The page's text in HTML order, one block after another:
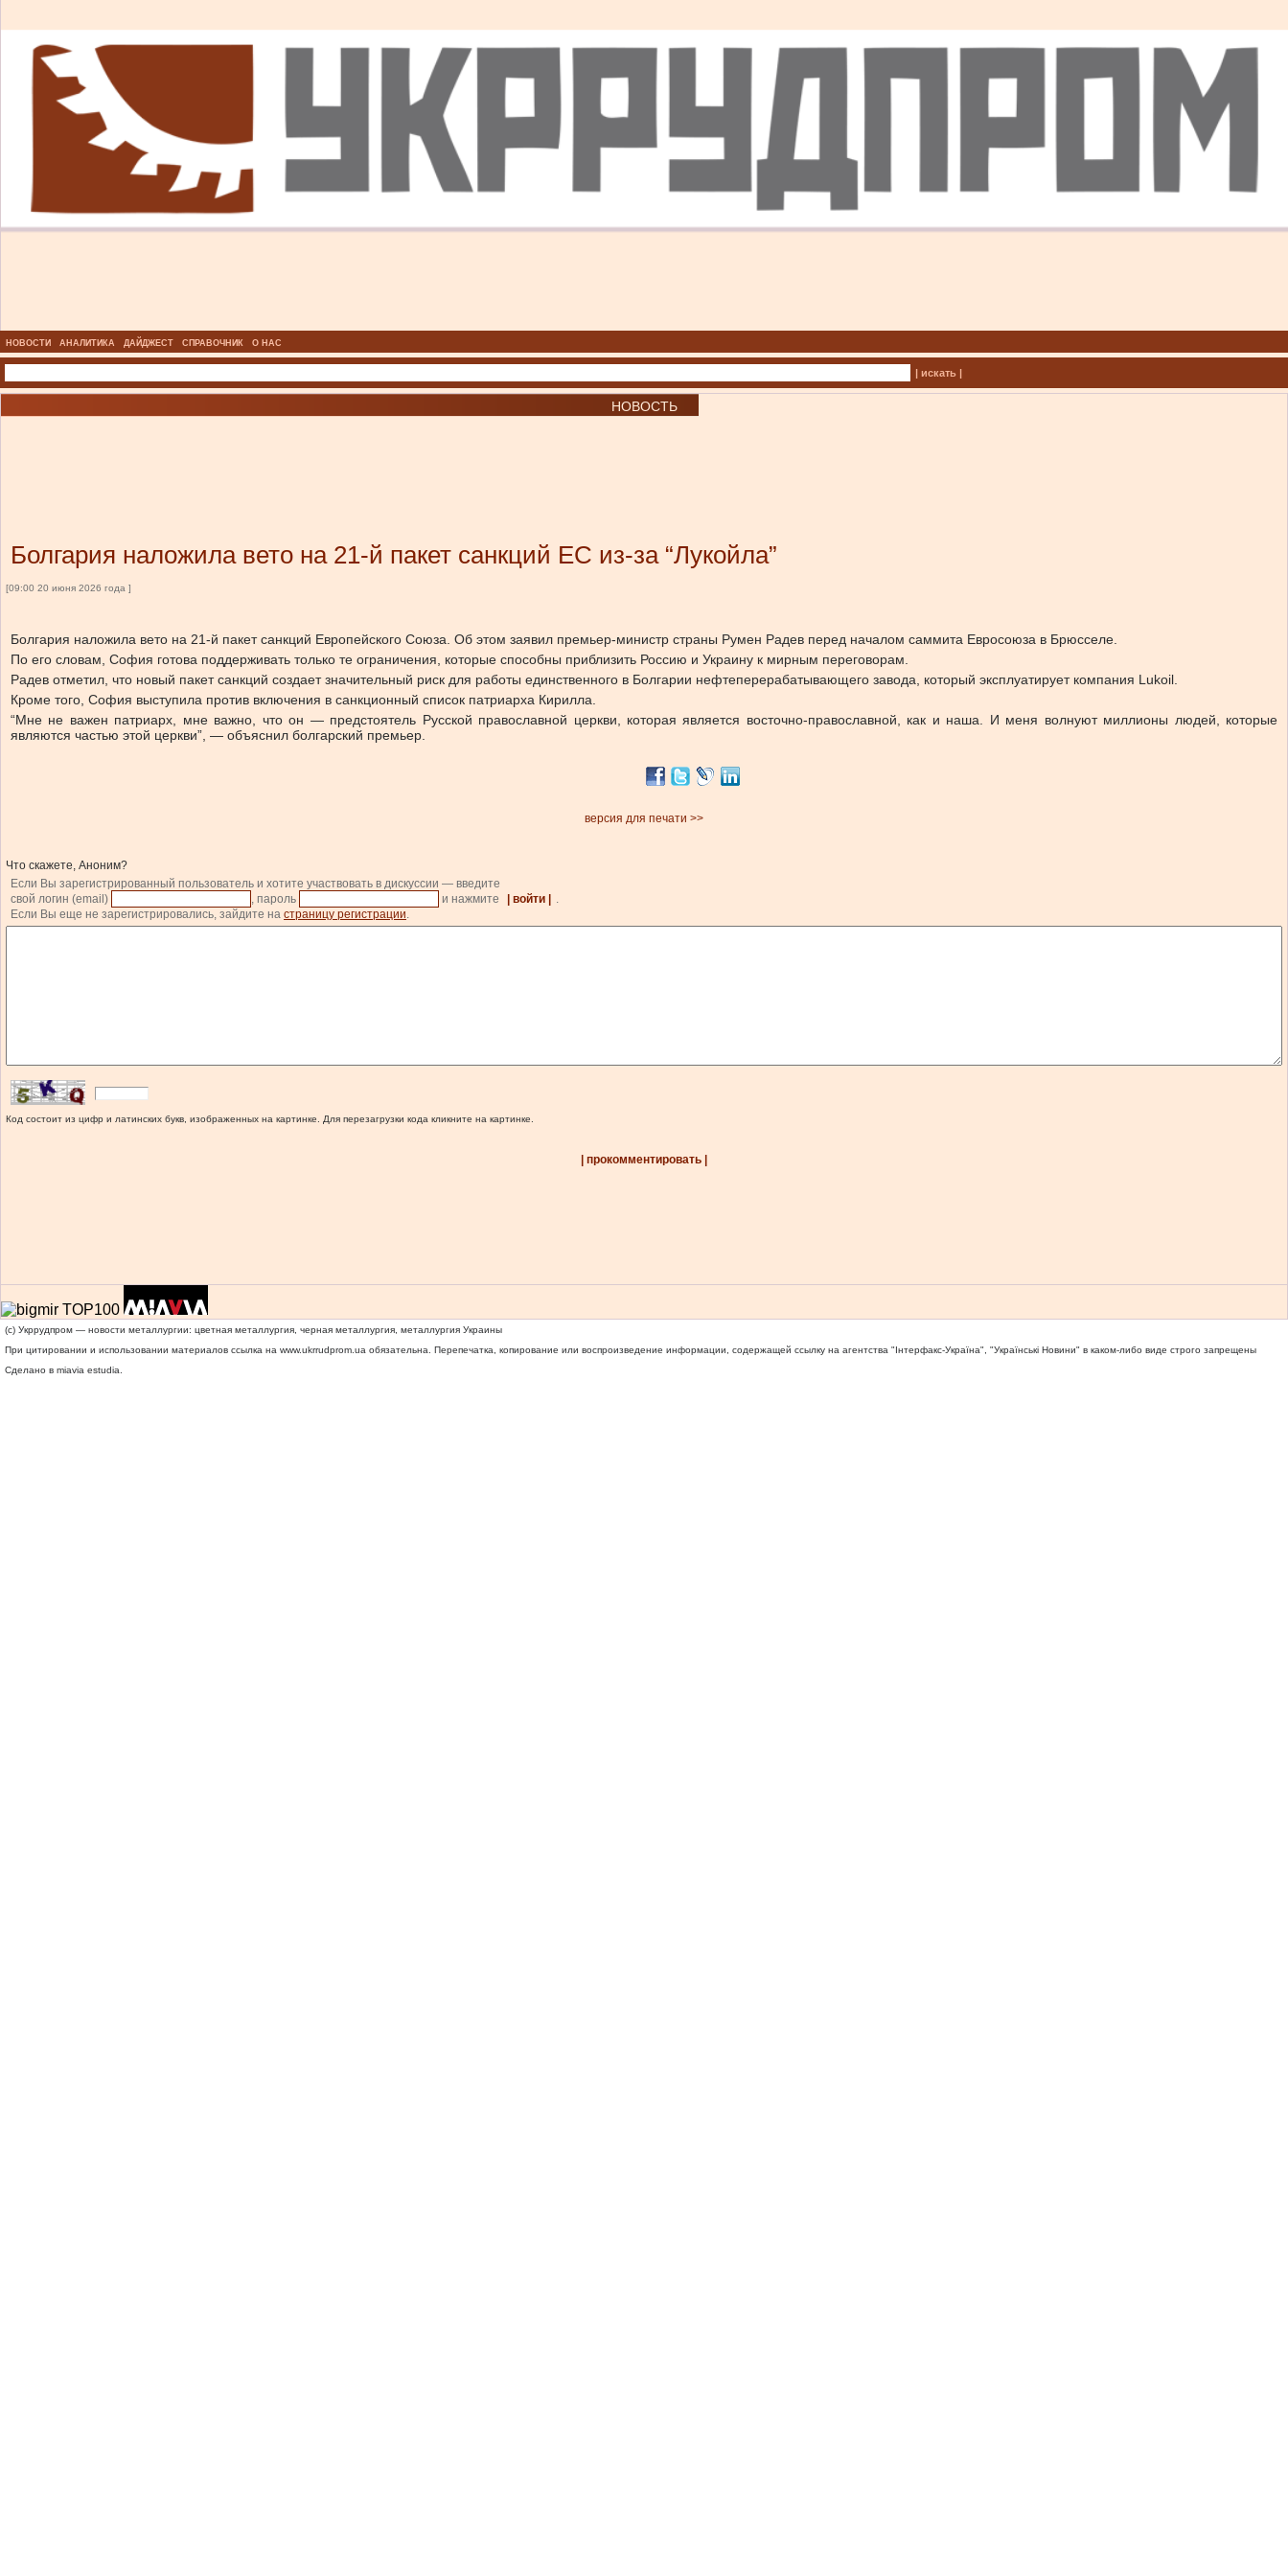
НОВОСТИ АНАЛИТИКА ДАЙДЖЕСТ СПРАВОЧНИК О НАС
| искать |
НОВОСТЬ
Болгария наложила вето на 21-й пакет санкций ЕС из-за “Лукойла”
[09:00 20 июня 2026 года ]
Болгария наложила вето на 21-й пакет санкций Европейского Союза. Об этом заявил премьер-министр страны Румен Радев перед началом саммита Евросоюза в Брюсселе.
По его словам, София готова поддерживать только те ограничения, которые способны приблизить Россию и Украину к мирным переговорам.
Радев отметил, что новый пакет санкций создает значительный риск для работы единственного в Болгарии нефтеперерабатывающего завода, который эксплуатирует компания Lukoil.
Кроме того, София выступила против включения в санкционный список патриарха Кирилла.
“Мне не важен патриарх, мне важно, что он — предстоятель Русской православной церкви, которая является восточно-православной, как и наша. И меня волнуют миллионы людей, которые
являются частью этой церкви”, — объяснил болгарский премьер.
версия для печати >>
Что скажете, Аноним?
Если Вы зарегистрированный пользователь и хотите участвовать в дискуссии — введите
свой логин (email)
, пароль и нажмите | войти |
.
Если Вы еще не зарегистрировались, зайдите на страницу регистрации.
Код состоит из цифр и латинских букв, изображенных на картинке. Для перезагрузки кода кликните на картинке.
| прокомментировать |
(c) Укррудпром — новости металлургии: цветная металлургия, черная металлургия, металлургия Украины
При цитировании и использовании материалов ссылка на www.ukrrudprom.ua обязательна. Перепечатка, копирование или воспроизведение информации, содержащей ссылку на агентства "Iнтерфакс-Україна", "Українськi Новини" в каком-либо виде строго запрещены
Сделано в miavia estudia.